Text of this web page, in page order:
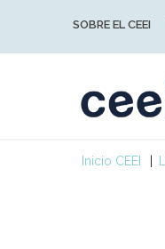
SOBRE EL CEEI
Inicio CEEI